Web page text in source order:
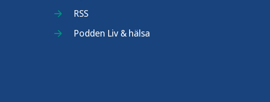
RSS
Podden Liv & hälsa